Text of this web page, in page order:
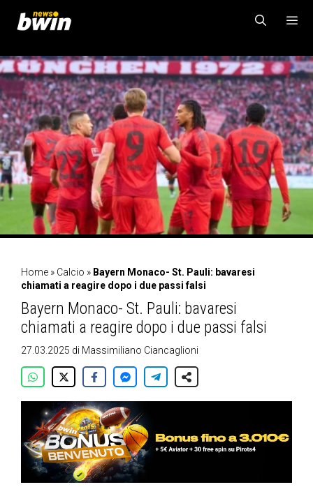
contenuto
MENU
Home » Calcio » Bayern Monaco- St. Pauli: bavaresi
chiamati a reagire dopo i due passi falsi
Bayern Monaco- St. Pauli: bavaresi
chiamati a reagire dopo i due passi falsi
27.03.2025 di Massimiliano Ciancaglioni